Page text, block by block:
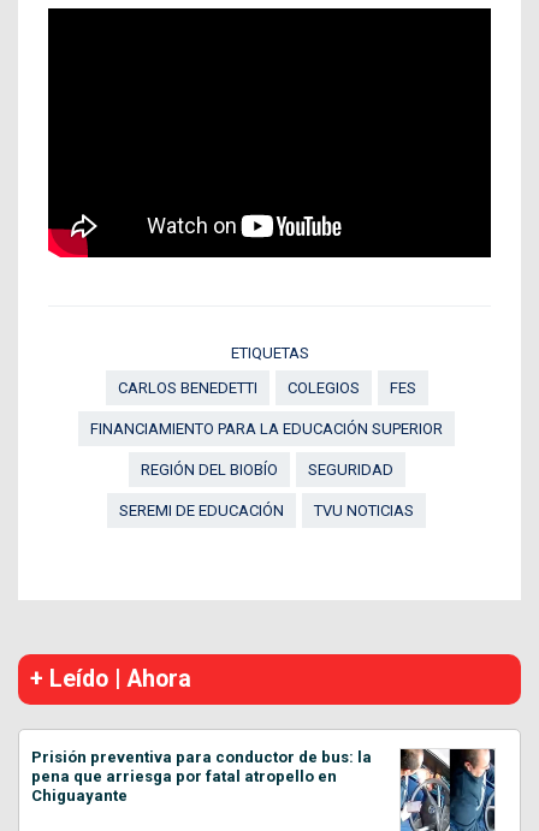
ETIQUETAS
CARLOS BENEDETTI
COLEGIOS FES
FINANCIAMIENTO PARA LA EDUCACIÓN SUPERIOR
REGIÓN DEL BIOBÍO SEGURIDAD
SEREMI DE EDUCACIÓN TVU NOTICIAS
+ Leído | Ahora
Prisión preventiva para conductor de bus: la
pena que arriesga por fatal atropello en
Chiguayante